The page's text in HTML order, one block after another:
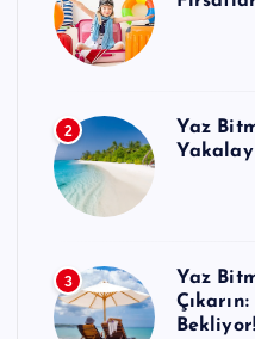
2
Yaz
3
Yaz
Bekliyor!